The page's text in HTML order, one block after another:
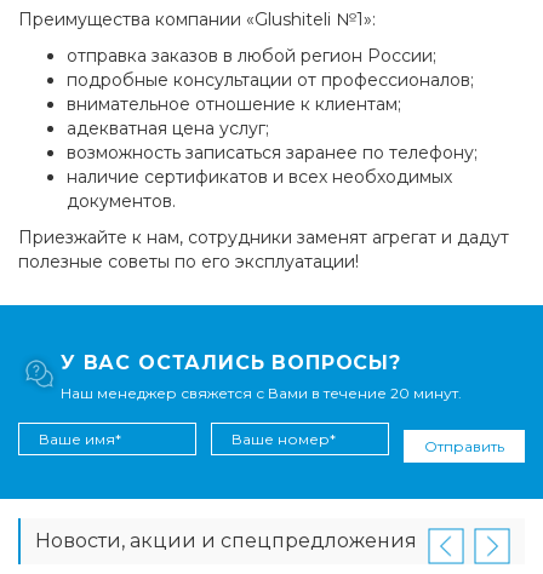
Преимущества компании «Glushiteli №1»:
отправка заказов в любой регион России;
подробные консультации от профессионалов;
внимательное отношение к клиентам;
адекватная цена услуг;
возможность записаться заранее по телефону;
наличие сертификатов и всех необходимых
документов.
Приезжайте к нам, сотрудники заменят агрегат и дадут
полезные советы по его эксплуатации!
У ВАС ОСТАЛИСЬ ВОПРОСЫ?
Наш менеджер свяжется с Вами в течение 20 минут.
Отправить
Новости, акции и спецпредложения